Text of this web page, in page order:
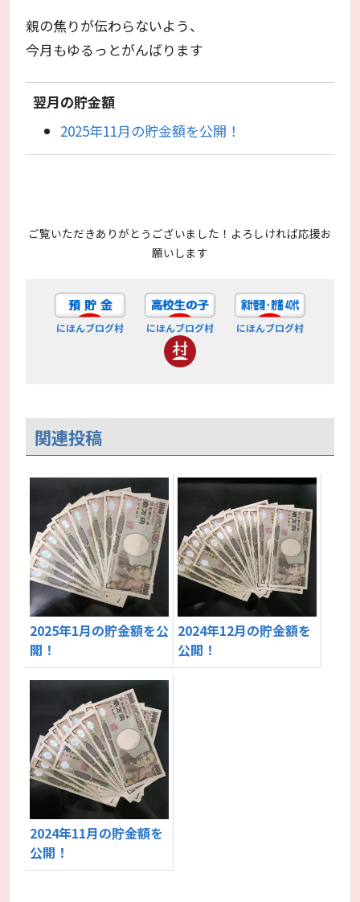
親の焦りが伝わらないよう、
今月もゆるっとがんばります
翌月の貯金額
2025年11月の貯金額を公開！
ご覧いただきありがとうございました！よろしければ応援お
願いします
にほんブログ村 にほんブログ村 にほんブログ村
関連投稿
2025年1月の貯金額を公
開！
2024年12月の貯金額を
公開！
2024年11月の貯金額を
公開！